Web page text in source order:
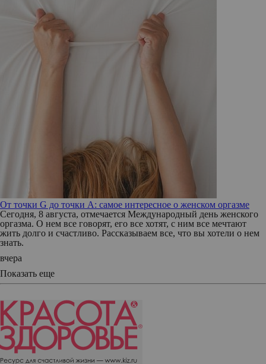
От точки G до точки A: самое интересное о женском оргазме
Сегодня, 8 августа, отмечается Международный день женского
оргазма. О нем все говорят, его все хотят, с ним все мечтают
жить долго и счастливо. Рассказываем все, что вы хотели о нем
знать.
вчера
Показать еще